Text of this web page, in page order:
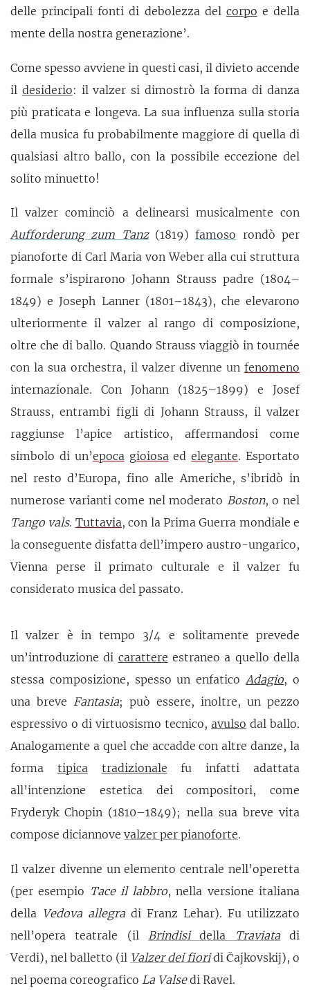
delle principali fonti di debolezza del corpo e della
mente della nostra generazione’.
Come spesso avviene in questi casi, il divieto accende
il desiderio: il valzer si dimostrò la forma di danza
più praticata e longeva. La sua influenza sulla storia
della musica fu probabilmente maggiore di quella di
qualsiasi altro ballo, con la possibile eccezione del
solito minuetto!
Il valzer cominciò a delinearsi musicalmente con
Aufforderung zum Tanz(1819)famoso rondò per
pianoforte di Carl Maria von Weber alla cui struttura
formale s’ispirarono Johann Strauss padre (1804–
1849) e Joseph Lanner (1801–1843), che elevarono
ulteriormente il valzer al rango di composizione,
oltre che di ballo. Quando Strauss viaggiò in tournée
con la sua orchestra, il valzer divenne un fenomeno
internazionale. Con Johann (1825–1899) e Josef
Strauss, entrambi figli di Johann Strauss, il valzer
raggiunse l’apice artistico, affermandosi come
simbolo di un’epoca gioiosaedelegante. Esportato
nel resto d’Europa, fino alle Americhe, s’ibridò in
numerose varianti come nel moderato Boston, o nel
Tango vals. Tuttavia, con la Prima Guerra mondiale e
la conseguente disfatta dell’impero austro-ungarico,
Vienna perse il primato culturale e il valzer fu
considerato musica del passato.
Il valzer è in tempo 3/4 e solitamente prevede
un’introduzione di carattere estraneo a quello della
stessa composizione, spesso un enfaticoAdagio, o
una breve Fantasia; può essere, inoltre, un pezzo
espressivo o di virtuosismo tecnico, avulso dal ballo.
Analogamente a quel che accadde con altre danze, la
forma tipica tradizionale fu infatti adattata
all’intenzione estetica dei compositori, come
Fryderyk Chopin (1810–1849); nella sua breve vita
compose diciannove valzer per pianoforte.
Il valzer divenne un elemento centrale nell’operetta
(per esempio Tace il labbro, nella versione italiana
della Vedova allegradi Franz Lehar). Fu utilizzato
nell’opera teatrale (il Brindisidella Traviatadi
Verdi), nel balletto (il Valzer dei fioridi Čajkovskij), o
nel poema coreografico La Valsedi Ravel.